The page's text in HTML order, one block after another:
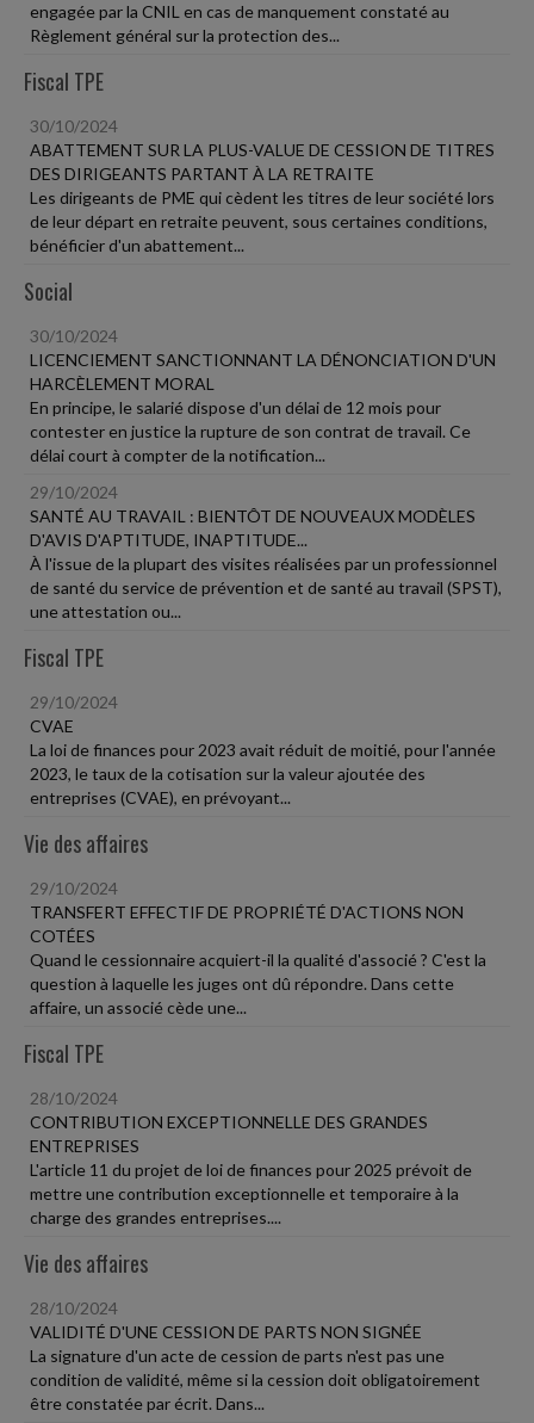
engagée par la CNIL en cas de manquement constaté au
Règlement général sur la protection des...
Fiscal TPE
30/10/2024
ABATTEMENT SUR LA PLUS-VALUE DE CESSION DE TITRES
DES DIRIGEANTS PARTANT À LA RETRAITE
Les dirigeants de PME qui cèdent les titres de leur société lors
de leur départ en retraite peuvent, sous certaines conditions,
bénéficier d'un abattement...
Social
30/10/2024
LICENCIEMENT SANCTIONNANT LA DÉNONCIATION D'UN
HARCÈLEMENT MORAL
En principe, le salarié dispose d'un délai de 12 mois pour
contester en justice la rupture de son contrat de travail. Ce
délai court à compter de la notification...
29/10/2024
SANTÉ AU TRAVAIL : BIENTÔT DE NOUVEAUX MODÈLES
D'AVIS D'APTITUDE, INAPTITUDE...
À l'issue de la plupart des visites réalisées par un professionnel
de santé du service de prévention et de santé au travail (SPST),
une attestation ou...
Fiscal TPE
29/10/2024
CVAE
La loi de finances pour 2023 avait réduit de moitié, pour l'année
2023, le taux de la cotisation sur la valeur ajoutée des
entreprises (CVAE), en prévoyant...
Vie des affaires
29/10/2024
TRANSFERT EFFECTIF DE PROPRIÉTÉ D'ACTIONS NON
COTÉES
Quand le cessionnaire acquiert-il la qualité d'associé ? C'est la
question à laquelle les juges ont dû répondre. Dans cette
affaire, un associé cède une...
Fiscal TPE
28/10/2024
CONTRIBUTION EXCEPTIONNELLE DES GRANDES
ENTREPRISES
L'article 11 du projet de loi de finances pour 2025 prévoit de
mettre une contribution exceptionnelle et temporaire à la
charge des grandes entreprises....
Vie des affaires
28/10/2024
VALIDITÉ D'UNE CESSION DE PARTS NON SIGNÉE
La signature d'un acte de cession de parts n'est pas une
condition de validité, même si la cession doit obligatoirement
être constatée par écrit. Dans...